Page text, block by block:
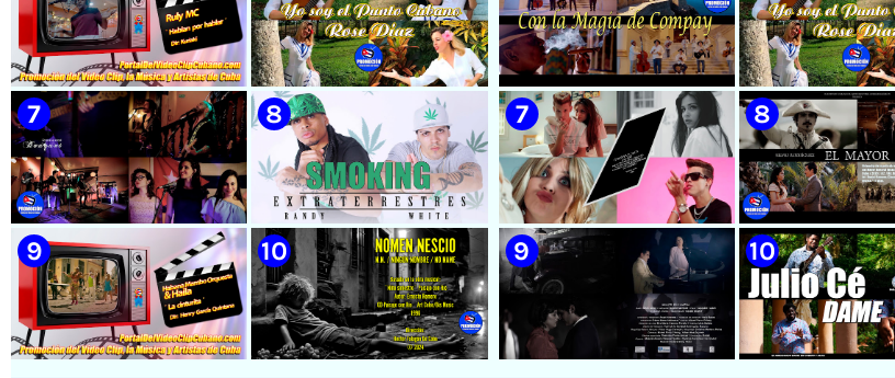
🟡 Naldo - ¨Falsas Promesas¨ 📺
Videoclip - 🎬 Dirección:
Visualeme
🟡 Grupo Compay Segundo ||
¨Con La Magia de Compay¨ ||
Música popular tradicional
cubana || Videoclip || CUBA
🟡 Ruly MC || ¨Hablan por
hablar¨ || Realizador: Kuriaki ||
Videoclip || Música Urbana
Cubana || RAP || CUBA
🟡 Rose Díaz || ¨Yo soy el Punto
Cubano¨ (Autores: Celina
González y Reutilio
Domínguez) || Director:
Yuliades Mariño Cabello ||
Música popular tradicional
cubana - Punto Cubano -
Punto Guajiro || Videoclip ||
CUBA
🟡 Bouquet - ¨Dressed Up
Animal¨ 📺 Videoclip - 🎬
Director: Mauricio Figueiral
🟡 Randy & White -
Extraterrestres - ¨Smoking¨ -
Videoclip - Dirección: Pepe
🟡 María Montenegro -
¨Confía¨ 📺 Videoclip. CUBA
🟡 Riger DLC ||
Expansión )¨ ||
A.R || Música cubana
|| CUBA
🟡 Grupo Compay Segundo ||
¨Con La Magia de Compay¨ ||
Música popular tradicional
cubana || Videoclip || CUBA
🟡 Rose Díaz || ¨Yo
Cubano¨
González y
Domínguez) ||
Yuliades Mariño
Música popular
cubana - Punto
Punto Guajiro ||
CUBA
🟡 July Roby || ¨Contigo o sin tí¨
|| Videoclip || Música Urbana
Cubana || Director: Marlon el
🟡 Silvio
Mayor¨ 📺
Director: Ángel